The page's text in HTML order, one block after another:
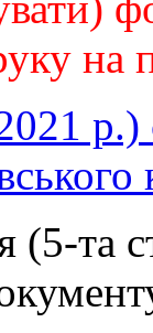
на
р.)
та